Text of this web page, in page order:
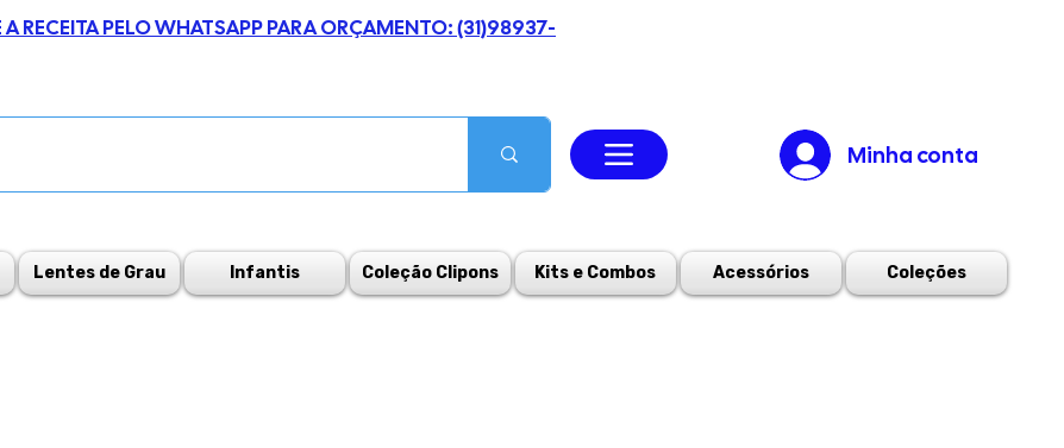
A RECEITA PELO WHATSAPP PARA ORÇAMENTO: (31)98937-
Minha conta
Lentes de Grau Infantis Coleção Clipons Kits e Combos Acessórios Coleções